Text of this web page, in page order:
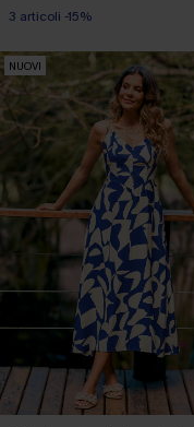
3 articoli -15%
NUOVI